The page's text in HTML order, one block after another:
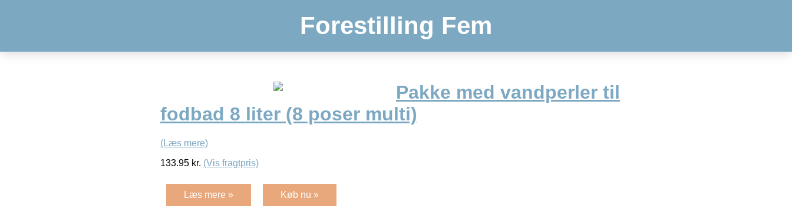
Forestilling Fem
Pakke med vandperler til
fodbad 8 liter (8 poser multi)
(Læs mere)
133.95 kr. (Vis fragtpris)
Læs mere » Køb nu »